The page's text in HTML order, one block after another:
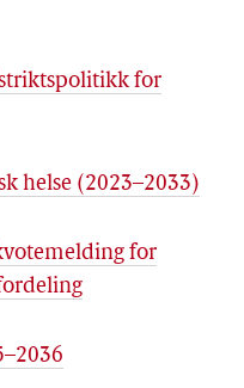
for
helse (2023–2033)
for